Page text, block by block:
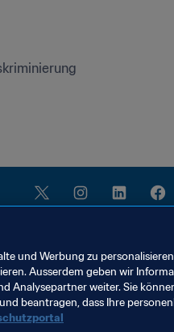
DOWNLOADS
und Werbung zu
Ausserdem geben wir
Analysepartner weiter. Sie
beantragen, dass Ihre